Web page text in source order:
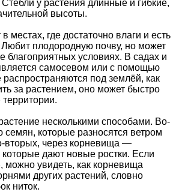
у растения длинные и гибкие,
высоты.
местах, где достаточно влаги и есть
Любит плодородную почву, но может
благоприятных условиях. В садах и
самосевом или с помощью
под землёй, как
за растением, оно может быстро
несколькими способами. Во-
которые разносятся ветром
вторых, через корневища —
дают новые ростки. Если
можно увидеть, как корневища
других растений, словно
ниток.